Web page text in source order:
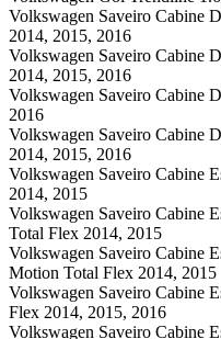
Volkswagen Saveiro Cabine
2014, 2015, 2016
Volkswagen Saveiro Cabine
2014, 2015, 2016
Volkswagen Saveiro Cabine
2016
Volkswagen Saveiro Cabine
2014, 2015, 2016
Volkswagen Saveiro Cabine
2014, 2015
Volkswagen Saveiro Cabine
Total Flex 2014, 2015
Volkswagen Saveiro Cabine
Motion Total Flex 2014, 2015
Volkswagen Saveiro Cabine
Flex 2014, 2015, 2016
Volkswagen Saveiro Cabine